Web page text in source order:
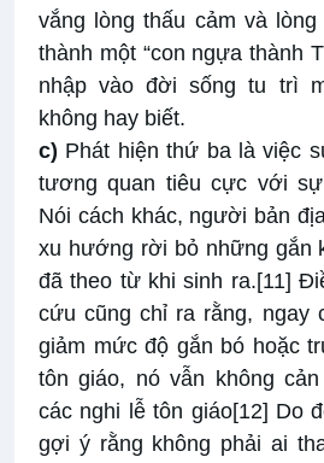
vắng lòng thấu cảm và
thành một “con ngựa thành
nhập vào đời sống tu trì
không hay biết.
c) Phát hiện thứ ba là việc
tương quan tiêu cực với
Nói cách khác, người bản
xu hướng rời bỏ những gắn
đã theo từ khi sinh ra.[11]
cứu cũng chỉ ra rằng, ngay
giảm mức độ gắn bó hoặc
tôn giáo, nó vẫn không
các nghi lễ tôn giáo[12] Do
gợi ý rằng không phải ai